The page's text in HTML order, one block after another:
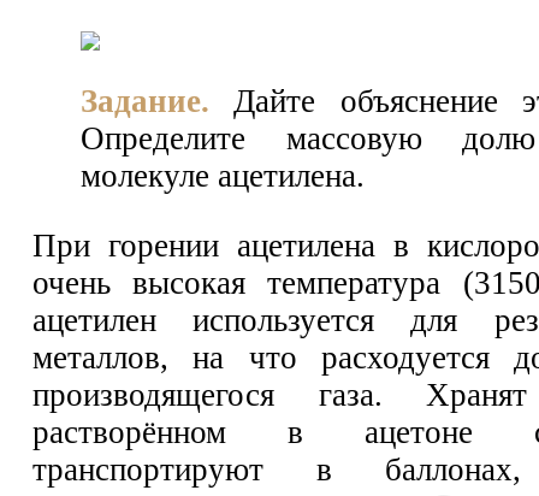
Задание. Дайте объяснение
Определите массовую
молекуле ацетилена.
При горении ацетилена в
очень высокая температура
ацетилен используется для
металлов, на что расходуется
производящегося газа.
растворённом в ацетоне
транспортируют в баллонах,